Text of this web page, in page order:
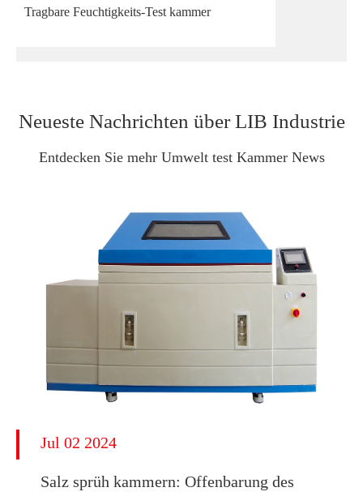
Tragbare Feuchtigkeits-Test kammer
Neueste Nachrichten über LIB Industrie
Entdecken Sie mehr Umwelt test Kammer News
Jul 02 2024
Salz sprüh kammern: Offenbarung des